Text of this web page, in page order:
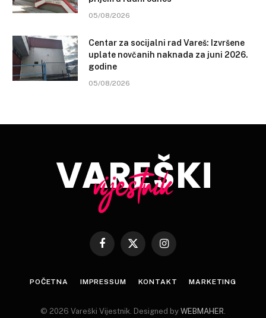
05/08/2026
Centar za socijalni rad Vareš: Izvršene
uplate novčanih naknada za juni 2026.
godine
05/08/2026
Facebook
X
Instagram
POČETNA IMPRESSUM KONTAKT MARKETING
© 2026 Vareški Vijestnik. Designed by WEBMAHER.